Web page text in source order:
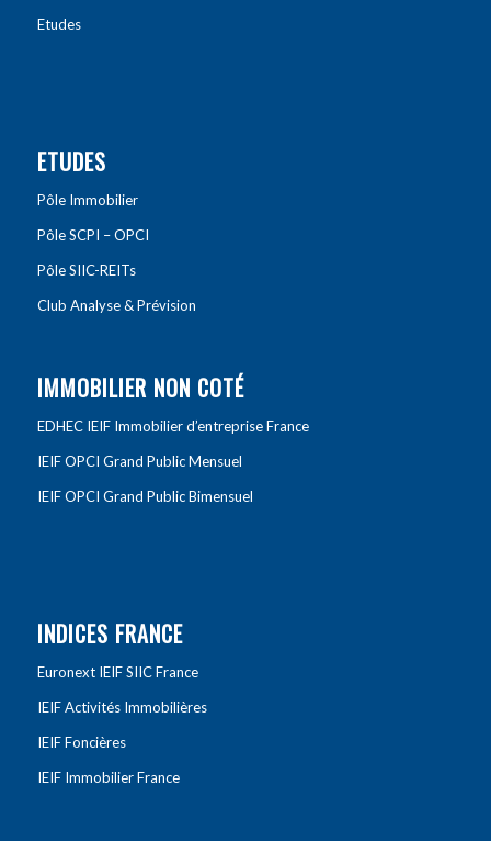
Etudes
ETUDES
Pôle Immobilier
Pôle SCPI – OPCI
Pôle SIIC-REITs
Club Analyse & Prévision
IMMOBILIER NON COTÉ
EDHEC IEIF Immobilier d’entreprise France
IEIF OPCI Grand Public Mensuel
IEIF OPCI Grand Public Bimensuel
INDICES FRANCE
Euronext IEIF SIIC France
IEIF Activités Immobilières
IEIF Foncières
IEIF Immobilier France